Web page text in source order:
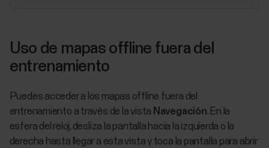
Uso de mapas offline fuera del
entrenamiento
Puedes acceder a los mapas offline fuera del
entrenamiento a través de la vista Navegación. En la
esfera del reloj, desliza la pantalla hacia la izquierda o la
derecha hasta llegar a esta vista y toca la pantalla para abrir